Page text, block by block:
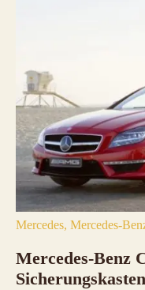
Mercedes Mercedes-
Mercedes-Benz